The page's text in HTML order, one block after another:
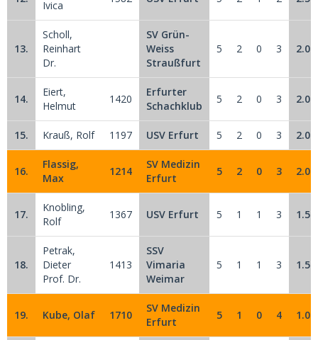
Ivica
13.
Scholl,
Reinhart
Dr.
SV Grün-
Weiss
Straußfurt
5 2 0 3 2.0
14.
Eiert,
Helmut
1420
Erfurter
Schachklub
5 2 0 3 2.0
15. Krauß, Rolf 1197 USV Erfurt 5 2 0 3 2.0
16.
Flassig,
Max
1214
SV Medizin
Erfurt
5 2 0 3 2.0
17.
Knobling,
Rolf
1367 USV Erfurt 5 1 1 3 1.5
18.
Petrak,
Dieter
Prof. Dr.
1413
SSV
Vimaria
Weimar
5 1 1 3 1.5
19. Kube, Olaf 1710
SV Medizin
Erfurt
5 1 0 4 1.0